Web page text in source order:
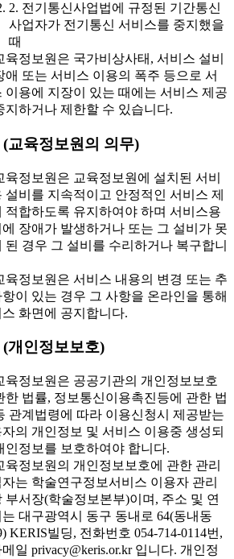
2. 전기통신사업법에 규정된 기간통신
사업자가 전기통신 서비스를 중지했을
때
정보원은 국가비상사태, 서비스 설비
애 또는 서비스 이용의 폭주 등으로 서
이용에 지장이 있는 때에는 서비스 제공
지하거나 제한할 수 있습니다.
(교육정보원의 의무)
정보원은 교육정보원에 설치된 서비
설비를 지속적이고 안정적인 서비스 제
적합하도록 유지하여야 하며 서비스용
에 장애가 발생하거나 또는 그 설비가 못
된 경우 그 설비를 수리하거나 복구합니
정보원은 서비스 내용의 변경 또는 추
항이 있는 경우 그 사항을 온라인을 통해
화면에 공지합니다.
개인정보보호)
정보원은 공공기관의 개인정보보호
한 법률, 정보통신이용촉진등에 관한 법
관계법령에 따라 이용신청시 제공받는
자의 개인정보 및 서비스 이용중 생성되
인정보를 보호하여야 합니다.
정보원의 개인정보보호에 관한 관리
자는 학술연구정보서비스 이용자 관리
부서장(학술정보본부)이며, 주소 및 연
는 대구광역시 동구 동내로 64(동내동
KERIS빌딩, 전화번호 054-714-0114번,
일 privacy@keris.or.kr 입니다. 개인정